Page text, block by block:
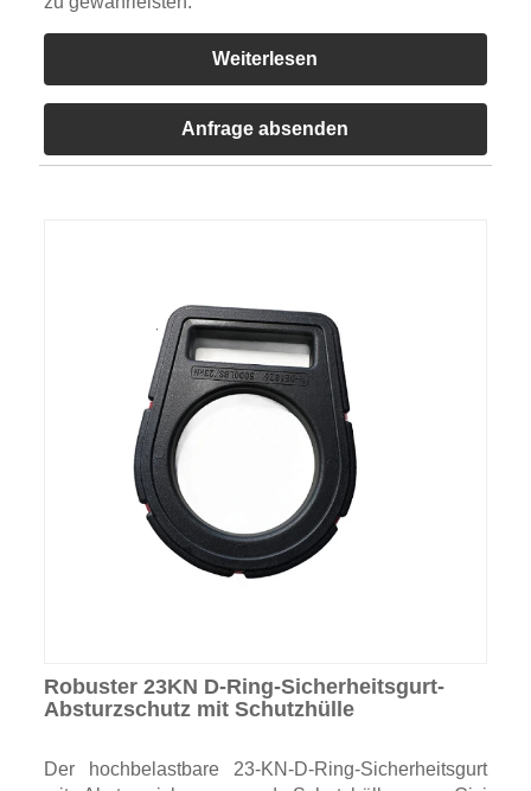
Weiterlesen
Anfrage absenden
Robuster 23KN D-Ring-Sicherheitsgurt-
Absturzschutz mit Schutzhülle
Der hochbelastbare 23-KN-D-Ring-Sicherheitsgurt